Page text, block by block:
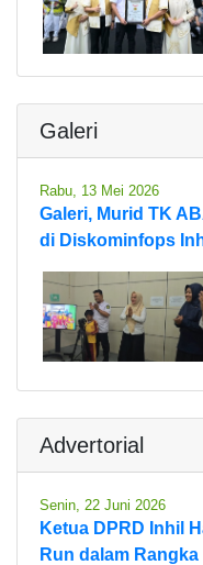
Galeri
Rabu, 13 Mei 2026
Galeri, Murid TK
di Diskominfops
Advertorial
Senin, 22 Juni 2026
Ketua DPRD Inhil
Run dalam